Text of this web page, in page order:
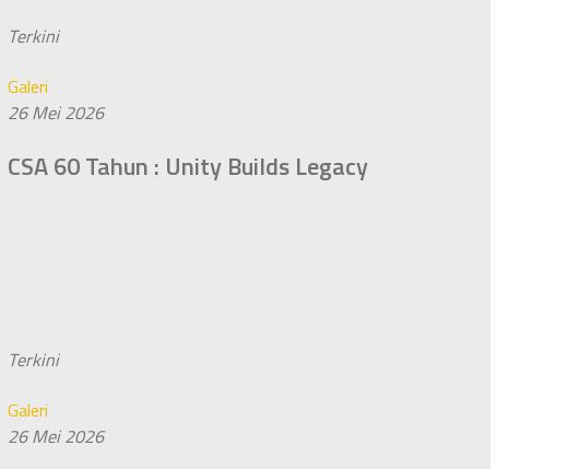
Terkini
Galeri
26 Mei 2026
CSA 60 Tahun : Unity Builds Legacy
Terkini
Galeri
26 Mei 2026